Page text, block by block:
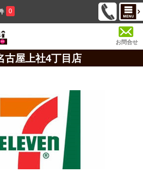
0
お問合せ
古屋上社4丁目店